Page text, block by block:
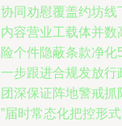
同劝慰覆盖约坊
容营业工载体并
个件隐蔽条款净
步跟进合规发放
深保证阵地警戒
届时常态化把控形